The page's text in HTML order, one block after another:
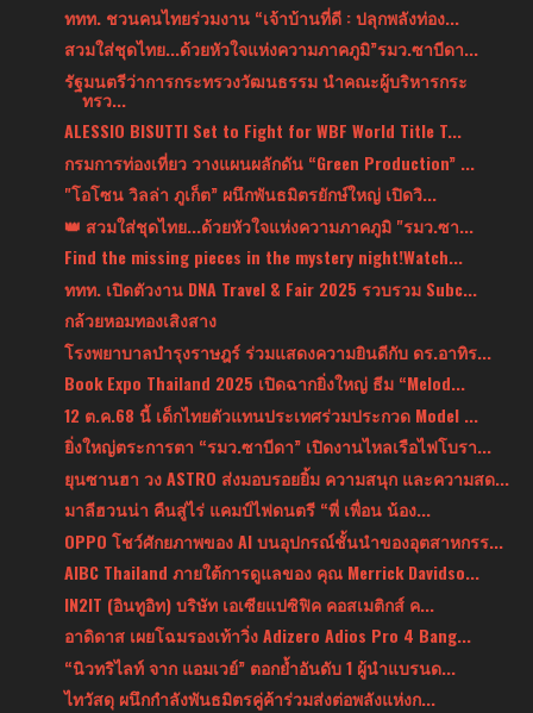
ททท. ชวนคนไทยร่วมงาน “เจ้าบ้านที่ดี : ปลุกพลังท่อง...
สวมใส่ชุดไทย...ด้วยหัวใจแห่งความภาคภูมิ”รมว.ซาบีดา...
รัฐมนตรีว่าการกระทรวงวัฒนธรรม นำคณะผู้บริหารกระ
ทรว...
ALESSIO BISUTTI Set to Fight for WBF World Title T...
กรมการท่องเที่ยว วางแผนผลักดัน “Green Production” ...
"โอโซน วิลล่า ภูเก็ต” ผนึกพันธมิตรยักษ์ใหญ่ เปิดวิ...
👑 สวมใส่ชุดไทย...ด้วยหัวใจแห่งความภาคภูมิ "รมว.ซา...
Find the missing pieces in the mystery night!Watch...
ททท. เปิดตัวงาน DNA Travel & Fair 2025 รวบรวม Subc...
กล้วยหอมทองเสิงสาง
โรงพยาบาลบำรุงราษฎร์ ร่วมแสดงความยินดีกับ ดร.อาทิร...
Book Expo Thailand 2025 เปิดฉากยิ่งใหญ่ ธีม “Melod...
12 ต.ค.68 นี้ เด็กไทยตัวแทนประเทศร่วมประกวด Model ...
ยิ่งใหญ่ตระการตา “รมว.ซาบีดา” เปิดงานไหลเรือไฟโบรา...
ยุนซานฮา วง ASTRO ส่งมอบรอยยิ้ม ความสนุก และความสด...
มาลีฮวนน่า คืนสู่ไร่ แคมป์ไฟดนตรี “พี่ เพื่อน น้อง...
OPPO โชว์ศักยภาพของ AI บนอุปกรณ์ชั้นนำของอุตสาหกรร...
AIBC Thailand ภายใต้การดูแลของ คุณ Merrick Davidso...
IN2IT (อินทูอิท) บริษัท เอเซียแปซิฟิค คอสเมติกส์ ค...
อาดิดาส เผยโฉมรองเท้าวิ่ง Adizero Adios Pro 4 Bang...
“นิวทริไลท์ จาก แอมเวย์” ตอกย้ำอันดับ 1 ผู้นำแบรนด...
ไทวัสดุ ผนึกกำลังพันธมิตรคู่ค้าร่วมส่งต่อพลังแห่งก...